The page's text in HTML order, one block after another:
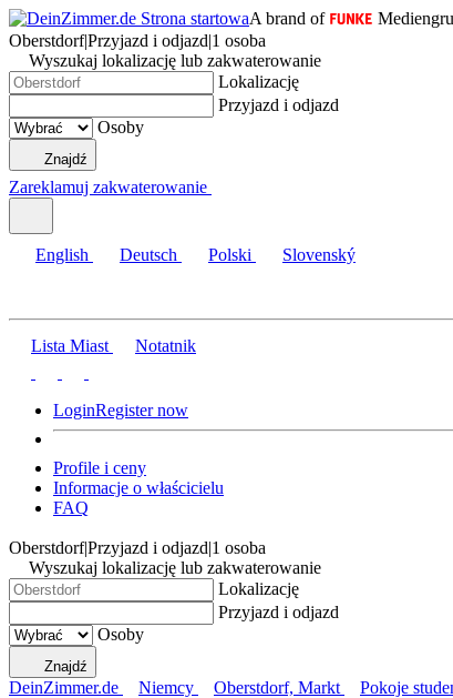
A brand of
Oberstdorf|Przyjazd i odjazd|1 osoba
Wyszukaj lokalizację lub zakwaterowanie
Lokalizację
Przyjazd i odjazd
Osoby
Znajdź
Zareklamuj zakwaterowanie
English Deutsch Polski Slovenský
Lista Miast Notatnik
LoginRegister now
Profile i ceny
Informacje o właścicielu
FAQ
Oberstdorf|Przyjazd i odjazd|1 osoba
Wyszukaj lokalizację lub zakwaterowanie
Lokalizację
Przyjazd i odjazd
Osoby
Znajdź
DeinZimmer.de Niemcy Oberstdorf, Markt
Pokoje